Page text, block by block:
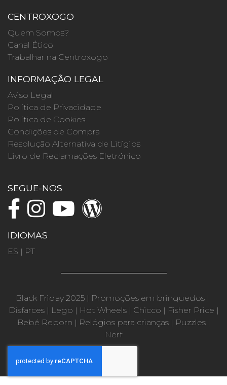
CENTROXOGO
Quem Somos?
Canal Ético
Trabalhar na Centroxogo
INFORMAÇÃO LEGAL
Aviso Legal
Política de Privacidade
Política de Cookies
Condições de Compra
Resolução Alternativa de Litígios
Livro de Reclamações Eletrónico
SEGUE-NOS
IDIOMAS
ES | PT
Black Friday 2025 | Promoções em brinquedos |
Disfarces| Lego | Hot Wheels| Chicco | Fisher Price |
Bebé Reborn | Relógios para crianças| Puzzles|
Nerf